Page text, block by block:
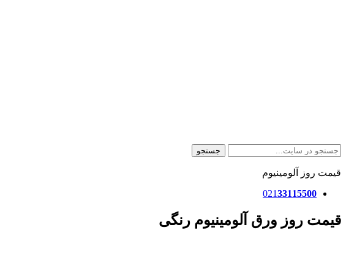
جستجو
قیمت روز آلومینیوم
02133115500
قیمت روز ورق آلومینیوم رنگی